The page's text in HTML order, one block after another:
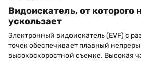
Видоискатель, от которого
ускользает
Электронный видоискатель (EVF) с
точек обеспечивает плавный
высокоскоростной съемке. Высокая